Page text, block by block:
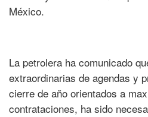
México.
La petrolera ha comunicado
extraordinarias de agendas y
cierre de año orientados a
contrataciones, ha sido